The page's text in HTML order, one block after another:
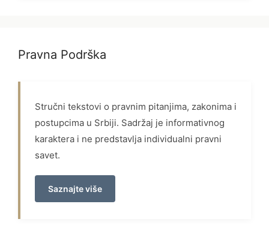
Pravna Podrška
Stručni tekstovi o pravnim pitanjima, zakonima i
postupcima u Srbiji. Sadržaj je informativnog
karaktera i ne predstavlja individualni pravni
savet.
Saznajte više